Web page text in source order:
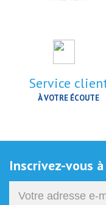
Service
À VOTRE ÉCOUTE
Inscrivez-vous